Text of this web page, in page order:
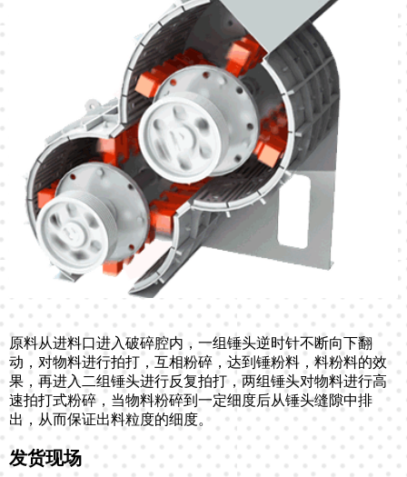
原料从进料口进入破碎腔内，一组锤头逆时针不断向下翻
动，对物料进行拍打，互相粉碎，达到锤粉料，料粉料的效
果，再进入二组锤头进行反复拍打，两组锤头对物料进行高
速拍打式粉碎，当物料粉碎到一定细度后从锤头缝隙中排
出，从而保证出料粒度的细度。
发货现场